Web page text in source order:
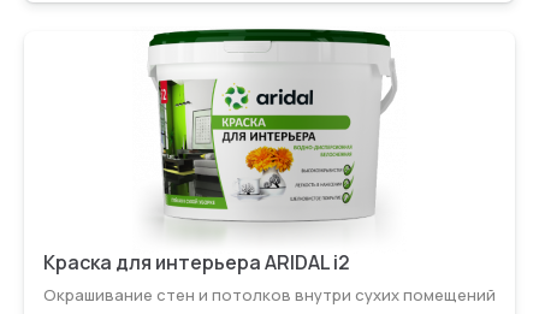
Краска для интерьера ARIDAL i2
Окрашивание стен и потолков внутри сухих помещений